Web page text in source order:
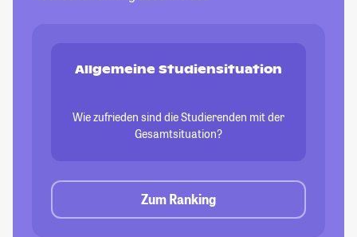
Allgemeine Studiensituation
Wie zufrieden sind die Studierenden mit der
Gesamtsituation?
Zum Ranking